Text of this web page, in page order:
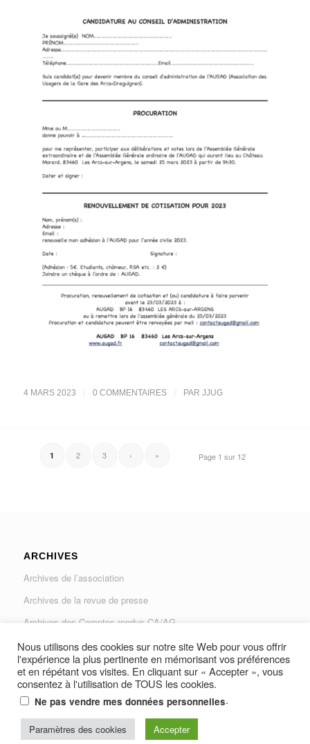
4 MARS 2023 0 COMMENTAIRES PAR JJUG
Page 1 sur 12
1 2 3 › »
ARCHIVES
Archives de l’association
Archives de la revue de presse
Archives des Comptes rendus CA/AG
Archives du Journal « Traverse »
© Copyright -AUGAD - Association des Usagers de la Gare Les Arcs-
Nous utilisons des cookies sur notre site Web pour vous offrir
l'expérience la plus pertinente en mémorisant vos préférences
et en répétant vos visites. En cliquant sur « Accepter », vous
consentez à l'utilisation de TOUS les cookies.
Ne pas vendre mes données personnelles.
Paramètres des cookies Accepter